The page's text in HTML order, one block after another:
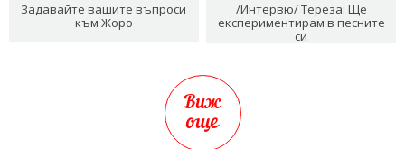
Задавайте вашите въпроси
към Жоро
/Интервю/ Тереза: Ще
експериментирам в песните
си
Виж
още